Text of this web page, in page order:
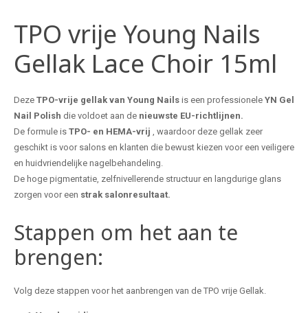
TPO vrije Young Nails
Gellak Lace Choir 15ml
Deze TPO-vrije gellak van Young Nailsis een professionele YN Gel
Nail Polish die voldoet aan de nieuwste EU-richtlijnen.
De formule is TPO- en HEMA-vrij , waardoor deze gellak zeer
geschikt is voor salons en klanten die bewust kiezen voor een veiligere
en huidvriendelijke nagelbehandeling.
De hoge pigmentatie, zelfnivellerende structuur en langdurige glans
zorgen voor een strak salonresultaat.
Stappen om het aan te
brengen:
Volg deze stappen voor het aanbrengen van de TPO vrije Gellak.